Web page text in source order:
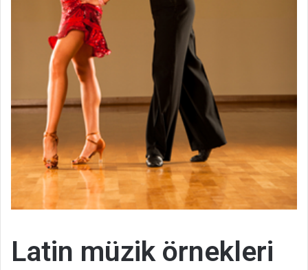
Latin müzik örnekleri